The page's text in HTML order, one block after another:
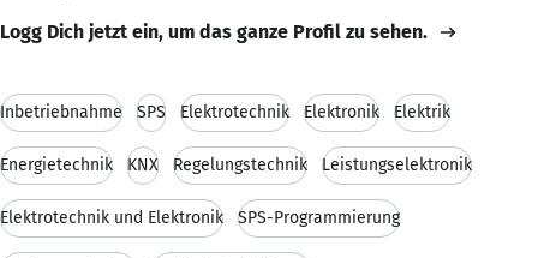
Logg Dich jetzt ein, um das ganze Profil zu sehen.
Inbetriebnahme SPS Elektrotechnik Elektronik Elektrik
Energietechnik KNX Regelungstechnik Leistungselektronik
Elektrotechnik und Elektronik SPS-Programmierung